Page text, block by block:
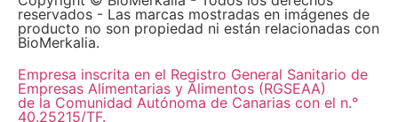
reservados - Las marcas mostradas en imágenes de
producto no son propiedad ni están relacionadas con
BioMerkalia.
Empresa inscrita en el Registro General Sanitario de
Empresas Alimentarias y Alimentos (RGSEAA)
de la Comunidad Autónoma de Canarias con el n.°
40.25215/TF.